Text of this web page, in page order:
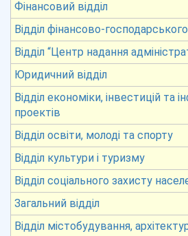
Фінансовий відділ
Відділ фінансово-
Відділ “Центр надання
Юридичний відділ
Відділ економіки, інвестицій та
проектів
Відділ освіти, молоді та спорту
Відділ культури і туризму
Відділ соціального захисту
Загальний відділ
Відділ містобудування,